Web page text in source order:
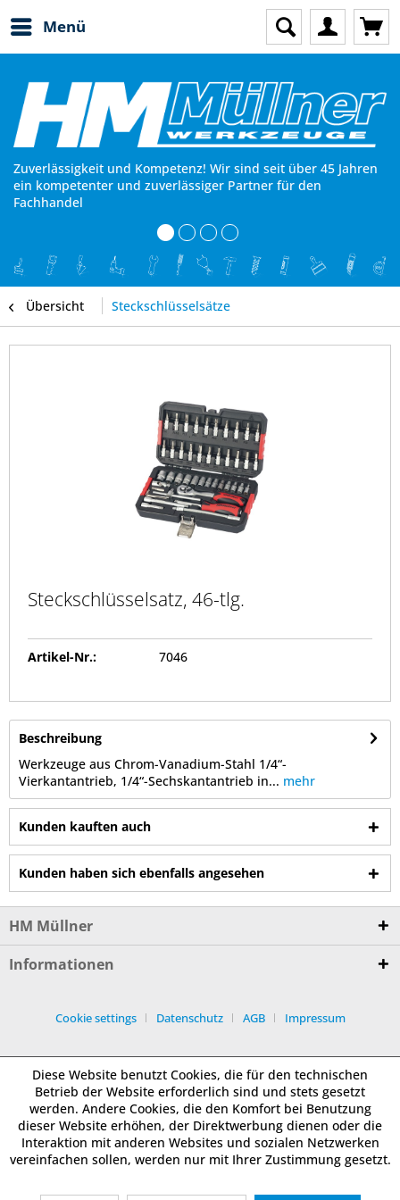
Menü
Zuverlässigkeit und Kompetenz! Wir sind seit über 45 Jahren
ein kompetenter und zuverlässiger Partner für den
Fachhandel
Übersicht Steckschlüsselsätze
Steckschlüsselsatz, 46-tlg.
Artikel-Nr.: 7046
Beschreibung
Werkzeuge aus Chrom-Vanadium-Stahl 1/4“-
Vierkantantrieb, 1/4“-Sechskantantrieb in... mehr
Kunden kauften auch
Kunden haben sich ebenfalls angesehen
HM Müllner
Informationen
Cookie settings Datenschutz AGB Impressum
Diese Website benutzt Cookies, die für den technischen
Betrieb der Website erforderlich sind und stets gesetzt
werden. Andere Cookies, die den Komfort bei Benutzung
dieser Website erhöhen, der Direktwerbung dienen oder die
Interaktion mit anderen Websites und sozialen Netzwerken
vereinfachen sollen, werden nur mit Ihrer Zustimmung gesetzt.